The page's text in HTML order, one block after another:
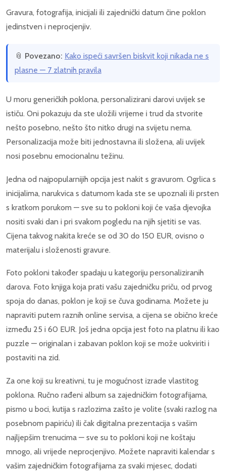
Gravura, fotografija, inicijali ili zajednički datum čine poklon
jedinstven i neprocjenjiv.
📎 Povezano: Kako ispeći savršen biskvit koji nikada ne s
plasne — 7 zlatnih pravila
U moru generičkih poklona, personalizirani darovi uvijek se
ističu. Oni pokazuju da ste uložili vrijeme i trud da stvorite
nešto posebno, nešto što nitko drugi na svijetu nema.
Personalizacija može biti jednostavna ili složena, ali uvijek
nosi posebnu emocionalnu težinu.
Jedna od najpopularnijih opcija jest nakit s gravurom. Ogrlica s
inicijalima, narukvica s datumom kada ste se upoznali ili prsten
s kratkom porukom — sve su to pokloni koji će vaša djevojka
nositi svaki dan i pri svakom pogledu na njih sjetiti se vas.
Cijena takvog nakita kreće se od 30 do 150 EUR, ovisno o
materijalu i složenosti gravure.
Foto pokloni također spadaju u kategoriju personaliziranih
darova. Foto knjiga koja prati vašu zajedničku priču, od prvog
spoja do danas, poklon je koji se čuva godinama. Možete ju
napraviti putem raznih online servisa, a cijena se obično kreće
između 25 i 60 EUR. Još jedna opcija jest foto na platnu ili kao
puzzle — originalan i zabavan poklon koji se može uokviriti i
postaviti na zid.
Za one koji su kreativni, tu je mogućnost izrade vlastitog
poklona. Ručno rađeni album sa zajedničkim fotografijama,
pismo u boci, kutija s razlozima zašto je volite (svaki razlog na
posebnom papiriću) ili čak digitalna prezentacija s vašim
najljepšim trenucima — sve su to pokloni koji ne koštaju
mnogo, ali vrijede neprocjenjivo. Možete napraviti kalendar s
vašim zajedničkim fotografijama za svaki mjesec, dodati